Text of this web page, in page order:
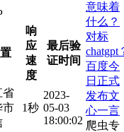
响
应
速
度
最后验
证时间
省
市
1秒
2023-
05-03
18:00:02
意味着
什么？
对标
chatgpt
百度今
日正式
发布文
心一言
爬虫专